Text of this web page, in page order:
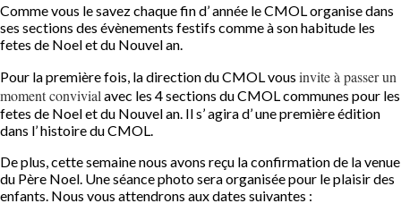
Comme vous le savez chaque fin d’ année le CMOL organise dans
ses sections des évènements festifs comme à son habitude les
fetes de Noel et du Nouvel an.
Pour la première fois, la direction du CMOL vous invite à passer un
moment convivial avec les 4 sections du CMOL communes pour les
fetes de Noel et du Nouvel an. Il s’ agira d’ une première édition
dans l’ histoire du CMOL.
De plus, cette semaine nous avons reçu la confirmation de la venue
du Père Noel. Une séance photo sera organisée pour le plaisir des
enfants. Nous vous attendrons aux dates suivantes :